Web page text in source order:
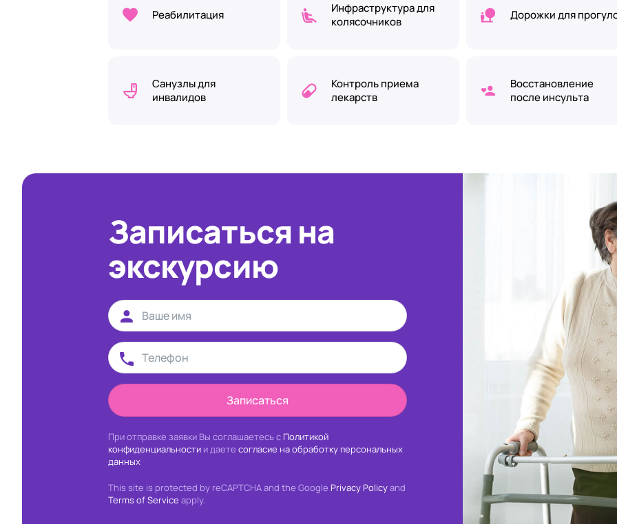
Реабилитация
Инфраструктура для
колясочников
Дорожки для
Санузлы для
инвалидов
Контроль приема
лекарств
Восстановление
после инсульта
Записаться на
экскурсию
Записаться
При отправке заявки Вы соглашаетесь с Политикой
конфиденциальности и даете согласие на обработку персональных
данных
This site is protected by reCAPTCHA and the Google Privacy Policyand
Terms of Service apply.